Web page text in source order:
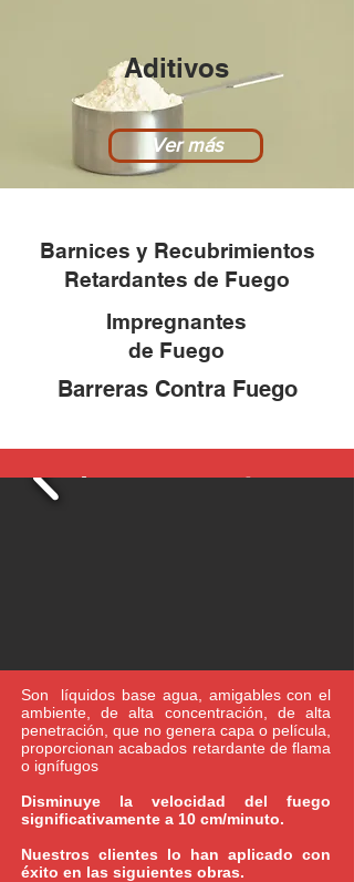
Aditivos
Ver más
Barnices y Recubrimientos
Retardantes de Fuego
Impregnantes
de Fuego
Barreras Contra Fuego
Impregnante
Son líquidos base agua, amigables con el
ambiente, de alta concentración, de alta
penetración, que no genera capa o película,
proporcionan acabados retardante de flama
o ignífugos
Disminuye la velocidad del fuego
significativamente a 10 cm/minuto.
Nuestros clientes lo han aplicado con
éxito en las siguientes obras.